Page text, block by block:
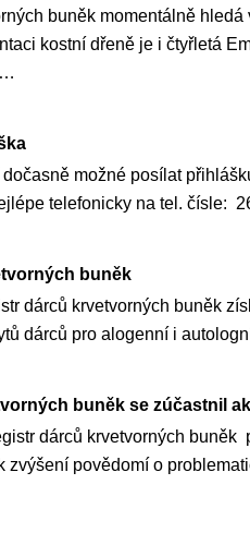
buněk momentálně
kostní dřeně je i čtyřletá
možné posílat
telefonicky na tel. čísle:
buněk
dárců krvetvorných buněk
dárců pro alogenní i
buněk se zúčastnil
dárců krvetvorných
zvýšení povědomí o